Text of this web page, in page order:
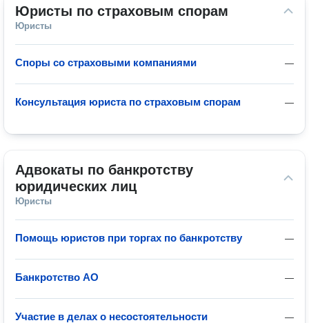
Юристы по страховым спорам
Юристы
—
Споры со страховыми компаниями
—
Консультация юриста по страховым спорам
Адвокаты по банкротству
юридических лиц
Юристы
—
Помощь юристов при торгах по банкротству
—
Банкротство АО
—
Участие в делах о несостоятельности